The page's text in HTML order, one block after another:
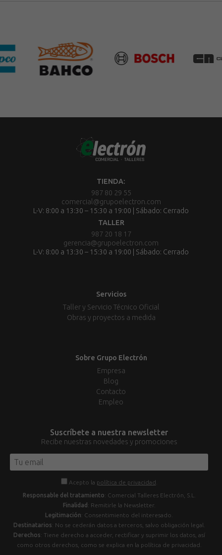
TIENDA:
987 80 29 55
comercial@grupoelectron.com
L-V: 8:00 a 13:30 – 15:30 a 19:00 | Sábado: Cerrado
TALLER
987 20 18 17
gerencia@grupoelectron.com
L-V: 8:00 a 13:30 – 15:30 a 19:00 | Sábado: Cerrado
Servicios
Taller y Servicio Técnico Oficial
Obras y proyectos a medida
Sobre Grupo Electrón
Empresa
Blog
Contacto
Empleo
Suscríbete a nuestra newsletter
Recibe nuestras novedades y promociones
Acepto la política de privacidad
Responsable del tratamiento: Comercial Talleres Electrón, S.L.
Finalidad : Remitirle la Newsletter.
Legitimación: Consentimiento del interesado.
Destinatarios: No se cederán datos a terceros, salvo obligación legal.
Derechos: Tiene derecho a acceder, rectificar y suprimir los datos, así
como otros derechos, como se explica en la política de privacidad.